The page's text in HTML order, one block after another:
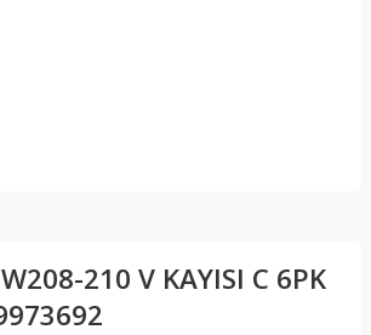
W208-210 V KAYISI C 6PK